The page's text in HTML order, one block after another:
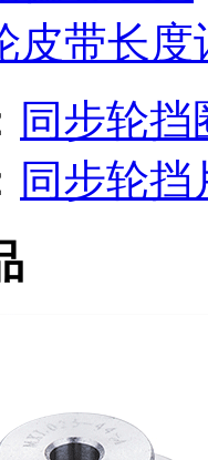
皮带长度
同步轮
同步轮